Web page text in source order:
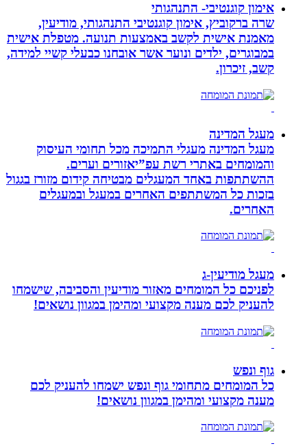
אימון קוגנטיבי- התנהגותי
שרה ברקוביץ, אימון קוגנטיבי התנהגותי, מודיעין,
מאמנת אישית לקשב באמצעות תנועה. מטפלת אישית
במבוגרים, ילדים ונוער אשר אובחנו כבעלי קשיי למידה,
קשב, זיכרון.
מעגל המדינה
מעגל המדינה מעגלי התמיכה מכל תחומי העיסוק
והמומחים באתרי רשת עפ”יאזורים וערים.
ההשתתפות באחד המעגלים מבטיחה קידום מזורז בגגול
בזכות כל המשתתפים האחרים במעגל ובמעגלים
האחרים.
מעגל מודיעין-ג
לפניכם כל המומחים מאזור מודיעין והסביבה, שישמחו
להעניק לכם מענה מקצועי ומהימן במגוון נושאים!
גוף ונפש
כל המומחים מתחומי גוף ונפש ישמחו להעניק לכם
מענה מקצועי ומהימן במגוון נושאים!